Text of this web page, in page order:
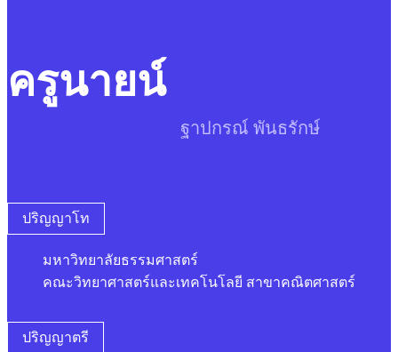
ครูนายน์
ฐาปกรณ์ พันธรักษ์
ปริญญาโท
มหาวิทยาลัยธรรมศาสตร์
คณะวิทยาศาสตร์และเทคโนโลยี สาขาคณิตศาสตร์
ปริญญาตรี